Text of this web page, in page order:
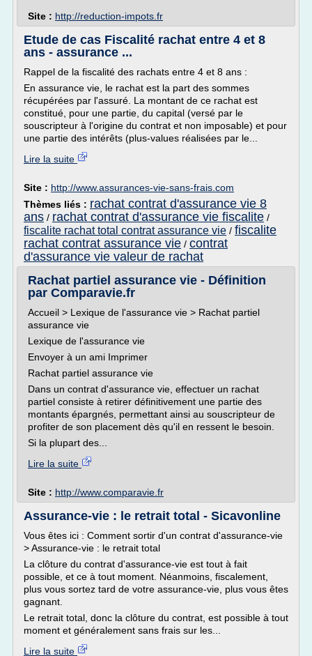
Site : http://reduction-impots.fr
Etude de cas Fiscalité rachat entre 4 et 8
ans - assurance ...
Rappel de la fiscalité des rachats entre 4 et 8 ans :
En assurance vie, le rachat est la part des sommes
récupérées par l'assuré. La montant de ce rachat est
constitué, pour une partie, du capital (versé par le
souscripteur à l'origine du contrat et non imposable) et pour
une partie des intérêts (plus-values réalisées par le...
Lire la suite
Site : http://www.assurances-vie-sans-frais.com
Thèmes liés : rachat contrat d'assurance vie 8
ans / rachat contrat d'assurance vie fiscalite /
fiscalite rachat total contrat assurance vie / fiscalite
rachat contrat assurance vie / contrat
d'assurance vie valeur de rachat
Rachat partiel assurance vie - Définition
par Comparavie.fr
Accueil > Lexique de l'assurance vie > Rachat partiel
assurance vie
Lexique de l'assurance vie
Envoyer à un ami Imprimer
Rachat partiel assurance vie
Dans un contrat d'assurance vie, effectuer un rachat
partiel consiste à retirer définitivement une partie des
montants épargnés, permettant ainsi au souscripteur de
profiter de son placement dès qu'il en ressent le besoin.
Si la plupart des...
Lire la suite
Site : http://www.comparavie.fr
Assurance-vie : le retrait total - Sicavonline
Vous êtes ici : Comment sortir d'un contrat d'assurance-vie
> Assurance-vie : le retrait total
La clôture du contrat d'assurance-vie est tout à fait
possible, et ce à tout moment. Néanmoins, fiscalement,
plus vous sortez tard de votre assurance-vie, plus vous êtes
gagnant.
Le retrait total, donc la clôture du contrat, est possible à tout
moment et généralement sans frais sur les...
Lire la suite